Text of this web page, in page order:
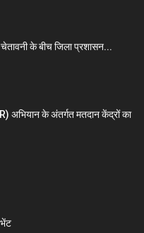
चेतावनी के बीच जिला प्रशासन...
अभियान के अंतर्गत मतदान केंद्रों का
भेंट